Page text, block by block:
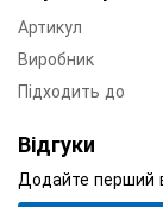
Артикул
Виробник
Підходить до
Відгуки
Додайте перший